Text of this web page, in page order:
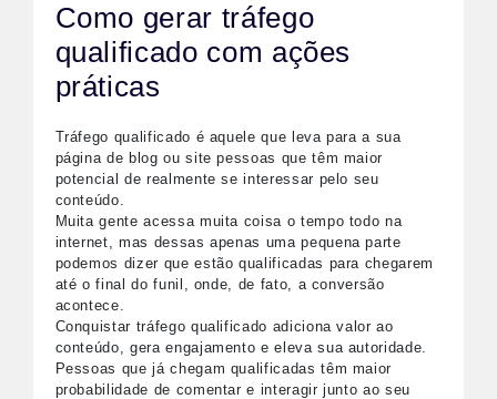
Como gerar tráfego
qualificado com ações
práticas
Tráfego qualificado é aquele que leva para a sua
página de blog ou site pessoas que têm maior
potencial de realmente se interessar pelo seu
conteúdo.
Muita gente acessa muita coisa o tempo todo na
internet, mas dessas apenas uma pequena parte
podemos dizer que estão qualificadas para chegarem
até o final do funil, onde, de fato, a conversão
acontece.
Conquistar tráfego qualificado adiciona valor ao
conteúdo, gera engajamento e eleva sua autoridade.
Pessoas que já chegam qualificadas têm maior
probabilidade de comentar e interagir junto ao seu